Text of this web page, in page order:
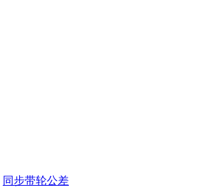
同步带轮公差